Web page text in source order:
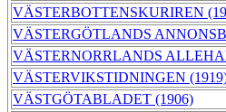
VÄSTERBOTTENSKURIREN
VÄSTERGÖTLANDS
VÄSTERNORRLANDS
VÄSTERVIKSTIDNINGEN
VÄSTGÖTABLADET (1906)